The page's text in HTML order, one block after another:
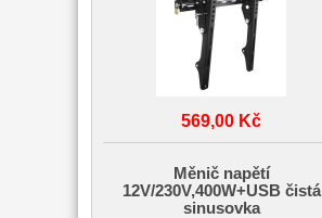
569,00 Kč
Měnič napětí
12V/230V,400W+USB čistá
sinusovka